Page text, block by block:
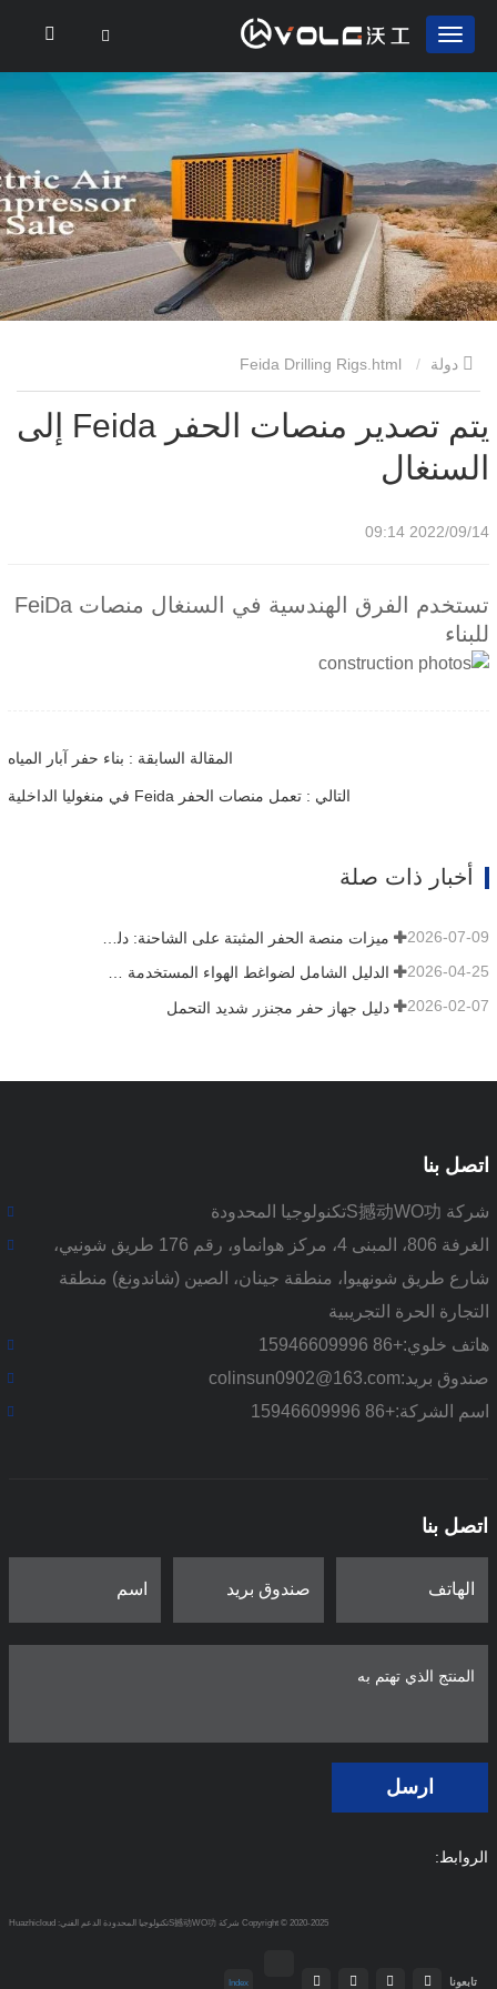
يتم تصدير منصات الحفر Feida إلى
السنغال
2022/09/14 09:14
تستخدم الفرق الهندسية في السنغال منصات FeiDa
للبناء
المقالة السابقة : بناء حفر آبار المياه
التالي : تعمل منصات الحفر Feida في منغوليا الداخلية
أخبار ذات صلة
2026-07-09
الدليل الشامل لضواغط الهواء المستخدمة في التعدين 2026-04-25
دليل جهاز حفر مجنزر شديد التحمل 2026-02-07
اتصل بنا
شركة S撼动WO功تكنولوجيا المحدودة
الغرفة 806، المبنى 4، مركز هوانماو، رقم 176 طريق شونيي،
شارع طريق شونهيوا، منطقة جينان، الصين (شاندونغ) منطقة
التجارة الحرة التجريبية
هاتف خلوي:+86 15946609996
صندوق بريد:colinsun0902@163.com
اسم الشركة:+86 15946609996
اتصل بنا
ارسل
الروابط:
Copyright © 2020-2025 شركة S撼动WO功تكنولوجيا المحدودة الدعم الفني: Huazhicloud
تابعونا Index